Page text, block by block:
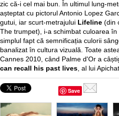
zic că-i cel mai bun. În ultimul lung-
așteptat cu pictorul Antonio Lopez
gutui, iar scurt-metrajului Lifeline (din
The trumpet), i-a schimbat culoarea
simplul fapt că semnificația culorii
banalizat în cultura vizuală. Toate
Cannes 2010, când Palme d'Or a
can recall his past lives, al lui
Save